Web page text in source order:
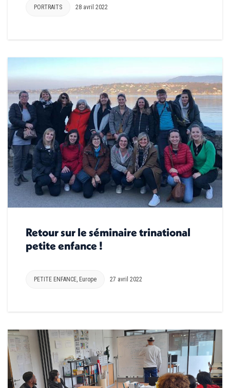
PORTRAITS 28 avril 2022
Retour sur le séminaire trinational
petite enfance !
PETITE ENFANCE Europe 27 avril 2022